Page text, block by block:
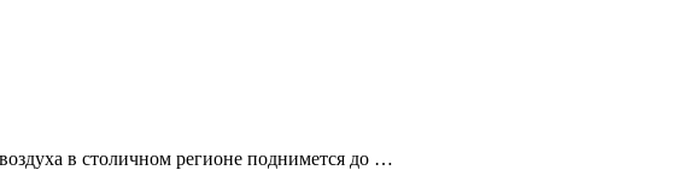
в столичном регионе поднимется до …